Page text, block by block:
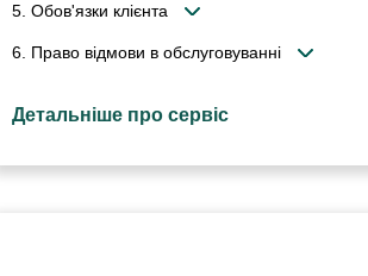
5. Обов'язки клієнта
6. Право відмови в обслуговуванні
Детальніше про сервіс